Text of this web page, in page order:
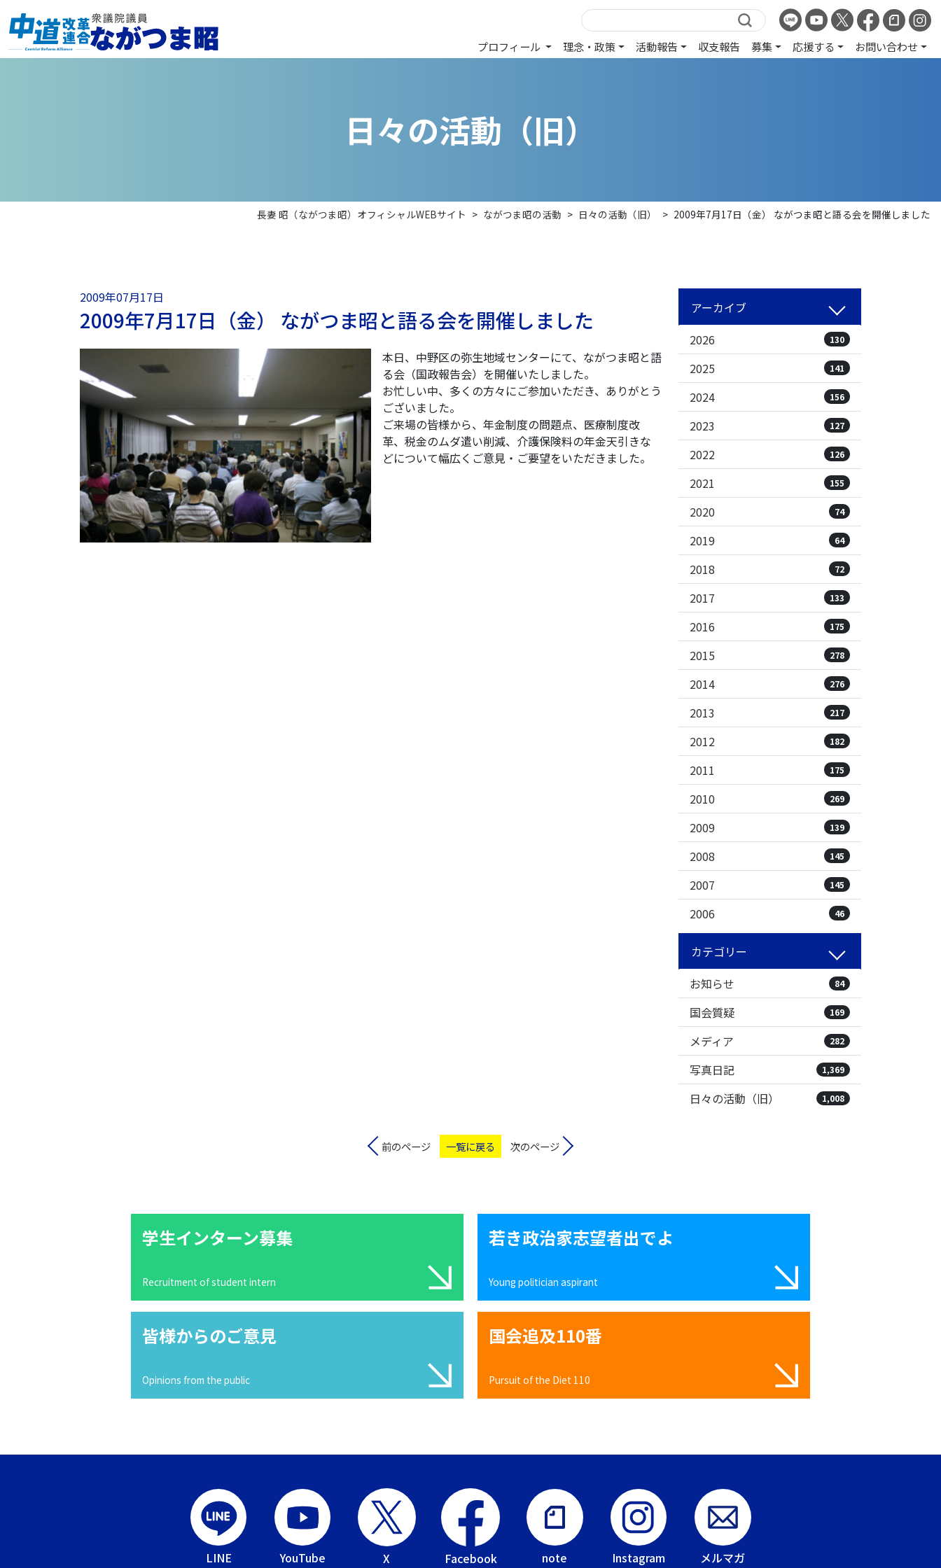
プロフィール 理念・政策 活動報告 収支報告 募集 応援する お問い合わせ
日々の活動 （旧）
長妻 昭（ながつま昭）オフィシャルWEBサイト > ながつま昭の活動 > 日々の活動（旧） > 2009年7月17日（金） ながつま昭と語る会を開催しました
2009年07月17日
2009年7月17日（金） ながつま昭と語る会を開催しました
本日、中野区の弥生地域センターにて、ながつま昭と語
る会（国政報告会）を開催いたしました。
お忙しい中、多くの方々にご参加いただき、ありがとう
ございました。
ご来場の皆様から、年金制度の問題点、医療制度改
革、税金のムダ遣い削減、介護保険料の年金天引きな
どについて幅広くご意見・ご要望をいただきました。
アーカイブ
2026
130
2025 141
2024 156
2023 127
2022 126
2021 155
2020 74
2019 64
2018 72
2017 133
2016 175
2015 278
2014 276
2013 217
2012 182
2011 175
2010 269
2009 139
2008 145
2007 145
2006 46
カテゴリー
お知らせ
84
国会質疑 169
メディア 282
写真日記 1,369
日々の活動（旧） 1,008
前のページ 一覧に戻る 次のページ
学生インターン募集
Recruitment of student intern
若き政治家志望者出でよ
Young politician aspirant
皆様からのご意見
Opinions from the public
国会追及110番
Pursuit of the Diet 110
LINE YouTube X Facebook note Instagram メルマガ